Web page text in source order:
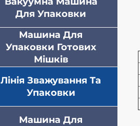
Для Упаковки
Машина Для
Упаковки Готових
Мішків
Лінія Зважування Та
Упаковки
Машина Для